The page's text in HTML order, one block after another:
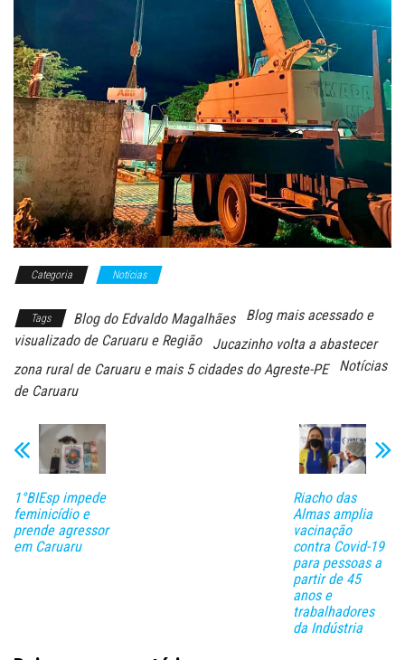
Categoria Notícias
Tags Blog do Edvaldo Magalhães
Blog mais acessado e
visualizado de Caruaru e Região
Jucazinho volta a abastecer
zona rural de Caruaru e mais 5 cidades do Agreste-PE
Notícias
de Caruaru
1°BIEsp impede
feminicídio e
prende agressor
em Caruaru
Riacho das
Almas amplia
vacinação
contra Covid-19
para pessoas a
partir de 45
anos e
trabalhadores
da Indústria